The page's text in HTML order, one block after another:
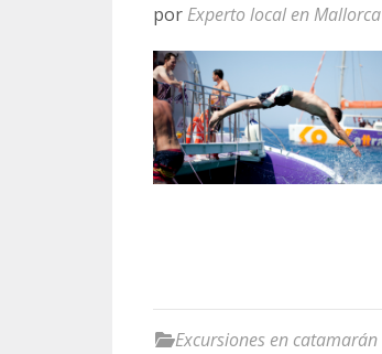
por Experto local en Mallorca
Excursiones en catamarán